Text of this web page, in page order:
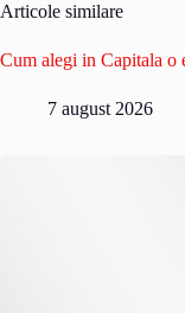
Articole similare
Cum alegi in Capitala o
7 august 2026